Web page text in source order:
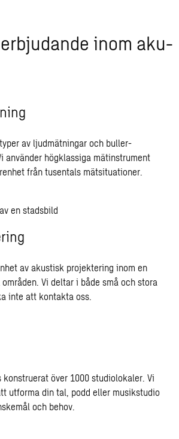
er­bju­dan­de inom aku­
av ljudmätningar och buller-
använder högklassiga mätinstrument
från tusentals mätsituationer.
av akustisk projektering inom en
Vi deltar i både små och stora
inte att kontakta oss.
över 1000 studiolokaler. Vi
utforma din tal, podd eller musikstudio
och behov.